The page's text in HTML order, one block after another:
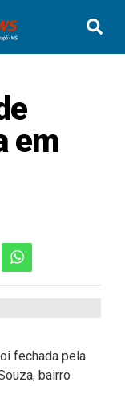
em
fechada pela
bairro